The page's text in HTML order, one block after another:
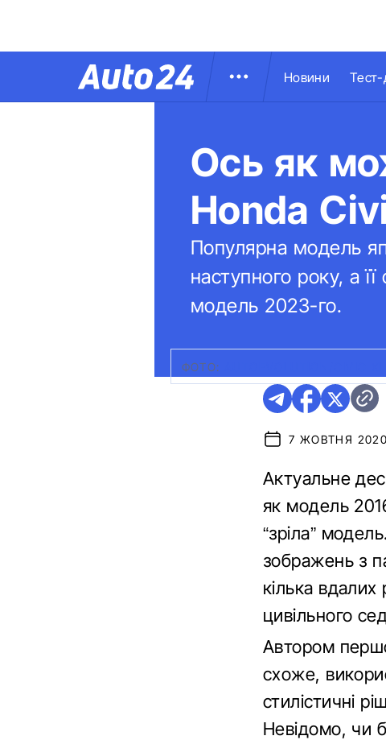
Новини
Ось як
Honda
Популярна модель
наступного року, а
модель 2023-го.
ФОТО:
7 ЖОВТНЯ
Актуальне
як модель
“зріла”
зображень з
кілька
цивільного
Автором
схоже,
стилістичні
Невідомо, чи